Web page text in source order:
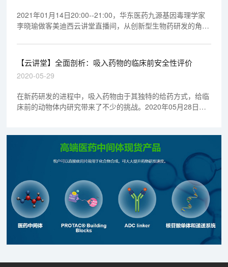
2021年01月14日20:00--21:00，华东医药九源基因毒理学家
李晓瑜做客美迪西云讲堂直播间，从创新型生物药研发的角
点，以 ICH S6为主线简明扼要的介绍进行临床前研究的考虑
要点。以期帮助广大制药界同仁建立初步理念，从而更好的把
握临床前研究的整体思路。欢迎观看回放视频。
【云讲堂】全面剖析：吸入药物的临床前安全性评价
2020-05-29
在新药研发的进程中，吸入药物由于其独特的给药方式，给临
床前的动物体内研究带来了不少的挑战。2020年05月28日
欢迎观看回放视频。